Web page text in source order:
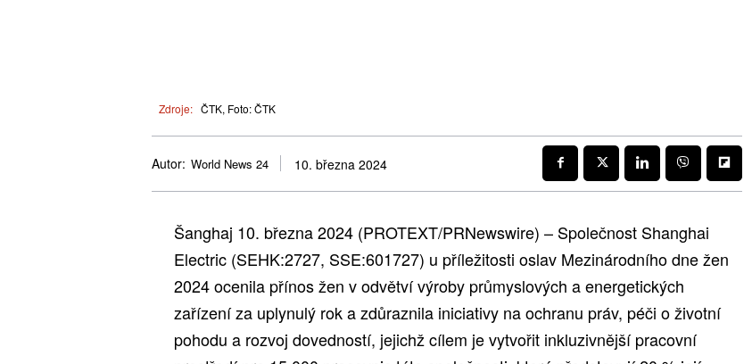
Zdroje: ČTK, Foto: ČTK
Autor: World News 24 10. března 2024
Šanghaj 10. března 2024 (PROTEXT/PRNewswire) – Společnost Shanghai
Electric (SEHK:2727, SSE:601727) u příležitosti oslav Mezinárodního dne žen
2024 ocenila přínos žen v odvětví výroby průmyslových a energetických
zařízení za uplynulý rok a zdůraznila iniciativy na ochranu práv, péči o životní
pohodu a rozvoj dovedností, jejichž cílem je vytvořit inkluzivnější pracovní